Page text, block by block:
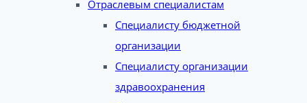
Отраслевым специалистам
Специалисту бюджетной
организации
Специалисту организации
здравоохранения